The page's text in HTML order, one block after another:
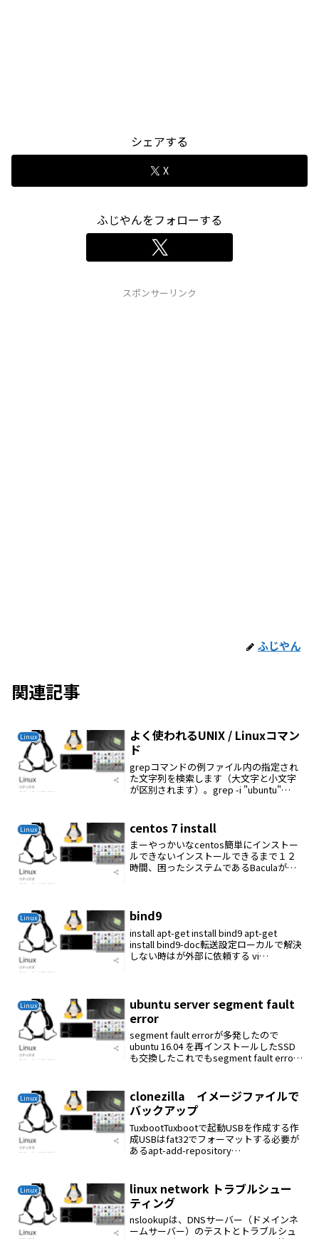
シェアする
X
ふじやんをフォローする
スポンサーリンク
ふじやん
関連記事
Linux
よく使われるUNIX / Linuxコマン
ド
grepコマンドの例ファイル内の指定され
た文字列を検索します（大文字と小文字
が区別されます）。grep -i "ubuntu"
"ubuntu" *...
Linux centos 7 install
まーやっかいなcentos簡単にインストー
ルできないインストールできるまで１２
時間、困ったシステムであるBaculaが難
Linux bind9
install apt-get install bind9 apt-get
install bind9-doc転送設定ローカルで解決
しない時はが外部に依頼する vi
Linux
ubuntu server segment fault
error
segment fault errorが多発したので
ubuntu 16.04 を再インストールしたSSD
も交換したこれでもsegment fault error
るメモリ...
Linux
clonezilla イメージファイルで
バックアップ
TuxbootTuxbootで起動USBを作成する作
成USBはfat32でフォーマットする必要が
あるapt-add-repository
Linux
linux network トラブルシュー
ティング
nslookupは、DNSサーバー（ドメインネ
ームサーバー）のテストとトラブルシュ